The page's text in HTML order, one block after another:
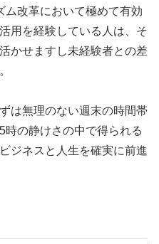
ム改革において極めて有効
用を経験している人は、そ
かせますし未経験者との差
は無理のない週末の時間帯
の静けさの中で得られる
ジネスと人生を確実に前進